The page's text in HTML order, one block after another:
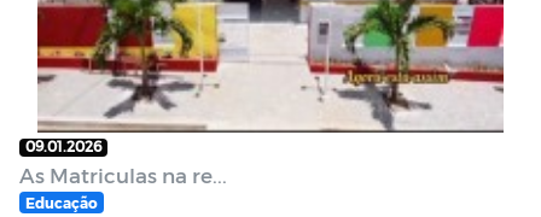
09.01.2026
As Matriculas na re...
Educação